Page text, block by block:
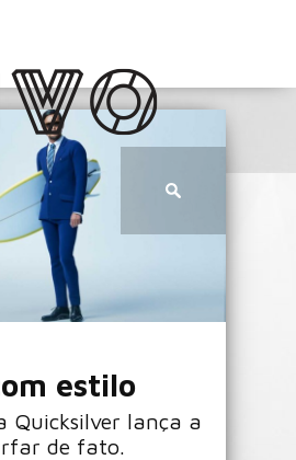
estilo
Quicksilver lança a
de fato.